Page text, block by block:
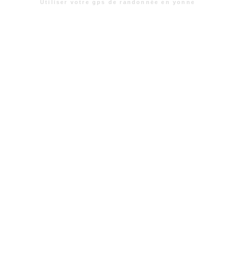
Utiliser votre gps de randonnée en yonne